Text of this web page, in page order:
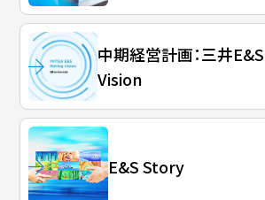
中期経営計画：三井
Vision
E&S Story